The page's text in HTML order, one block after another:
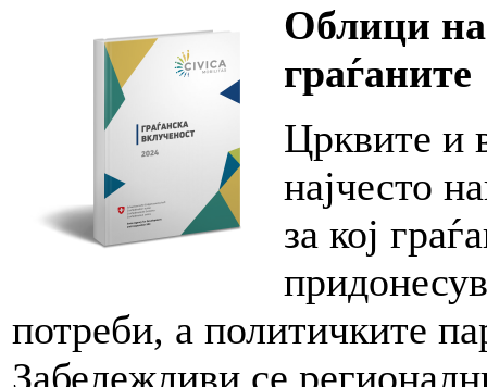
Облици
граѓаните
Црквите и
најчесто
за кој
потреби, а политичките
Забележливи се